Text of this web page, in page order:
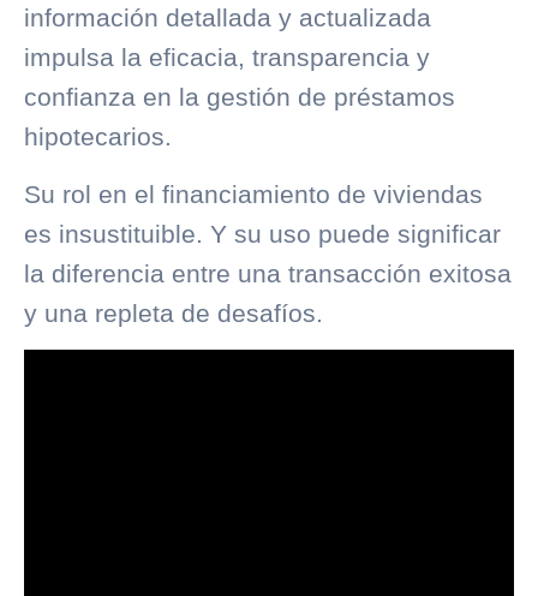
información detallada y actualizada
impulsa la eficacia, transparencia y
confianza en la gestión de préstamos
hipotecarios.
Su rol en el financiamiento de viviendas
es insustituible. Y su uso puede significar
la diferencia entre una transacción exitosa
y una repleta de desafíos.